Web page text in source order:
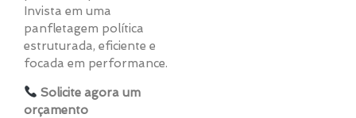
Invista em uma
panfletagem política
estruturada, eficiente e
focada em performance.
Solicite agora um
orçamento